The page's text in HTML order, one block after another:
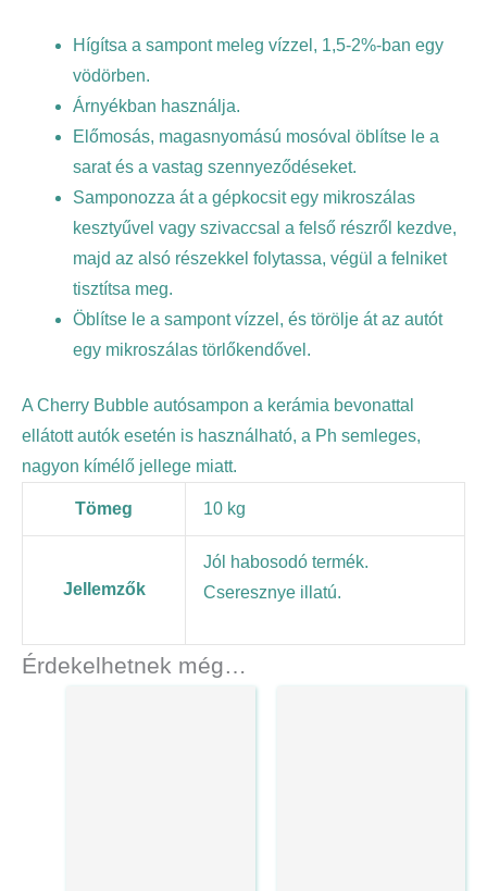
Hígítsa a sampont meleg vízzel, 1,5-2%-ban egy
vödörben.
Árnyékban használja.
Előmosás, magasnyomású mosóval öblítse le a
sarat és a vastag szennyeződéseket.
Samponozza át a gépkocsit egy mikroszálas
kesztyűvel vagy szivaccsal a felső részről kezdve,
majd az alsó részekkel folytassa, végül a felniket
tisztítsa meg.
Öblítse le a sampont vízzel, és törölje át az autót
egy mikroszálas törlőkendővel.
A Cherry Bubble autósampon a kerámia bevonattal
ellátott autók esetén is használható, a Ph semleges,
nagyon kímélő jellege miatt.
Tömeg 10 kg
Jellemzők
Jól habosodó termék.
Cseresznye illatú.
Érdekelhetnek még…